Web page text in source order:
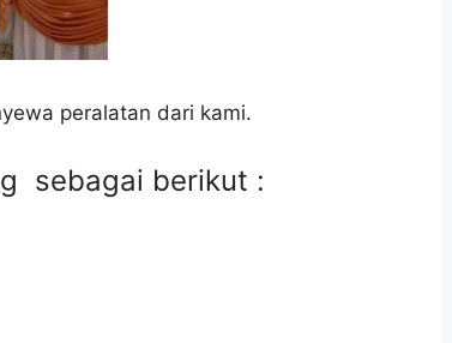
peralatan dari kami.
sebagai berikut :